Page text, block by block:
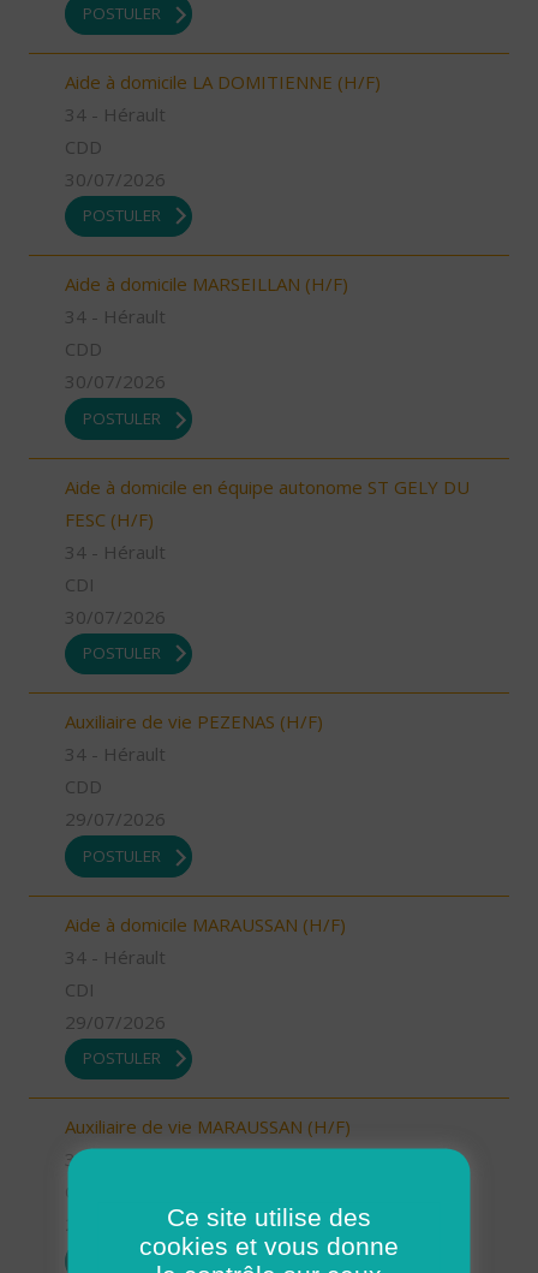
POSTULER
Aide à domicile LA DOMITIENNE (H/F)
34 - Hérault
CDD
30/07/2026
POSTULER
Aide à domicile MARSEILLAN (H/F)
34 - Hérault
CDD
30/07/2026
POSTULER
Aide à domicile en équipe autonome ST GELY DU
FESC (H/F)
34 - Hérault
CDI
30/07/2026
POSTULER
Auxiliaire de vie PEZENAS (H/F)
34 - Hérault
CDD
29/07/2026
POSTULER
Aide à domicile MARAUSSAN (H/F)
34 - Hérault
CDI
29/07/2026
POSTULER
Auxiliaire de vie MARAUSSAN (H/F)
34 - Hérault
POSTULER
Ce site utilise des
cookies et vous donne